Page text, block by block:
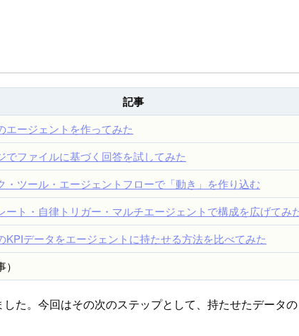
記事
エージェントを作ってみた
でファイルに基づく回答を試してみた
・ツール・エージェントフローで「動き」を作り込む
ート・自律トリガー・マルチエージェントで構成を広げてみ
KPIデータをエージェントに持たせる方法を比べてみた
）
た。今回はその次のステップとして、持たせたデータ